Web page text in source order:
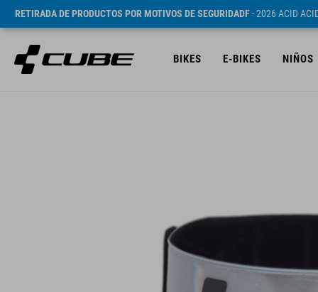
RETIRADA DE PRODUCTOS POR MOTIVOS DE SEGURIDADF- 2026 ACID
BIKES E-BIKES NIÑOS